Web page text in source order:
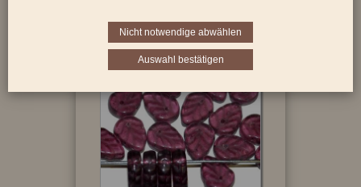
Nicht notwendige abwählen
Auswahl bestätigen